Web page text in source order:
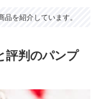
を紹介しています。
評判のパンプ